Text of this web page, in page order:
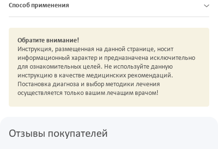
Способ применения
Обратите внимание!
Инструкция, размещенная на данной странице, носит
информационный характер и предназначена исключительно
для ознакомительных целей. Не используйте данную
инструкцию в качестве медицинских рекомендаций.
Постановка диагноза и выбор методики лечения
осуществляется только вашим лечащим врачом!
Отзывы покупателей